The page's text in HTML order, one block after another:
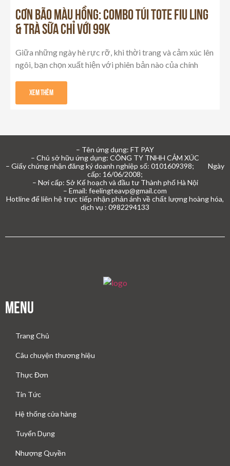
Cơn Bão Màu Hồng: Combo Túi Tote Fiu Ling
& Trà Sữa chỉ với 99K
Giữa những ngày hè rực rỡ, khi thời trang và cảm xúc lên
ngôi, bạn chọn xuất hiện với phiên bản nào của chính
Xem Thêm
– Tên ứng dụng: FT PAY
– Chủ sở hữu ứng dụng: CÔNG TY TNHH CẢM XÚC
– Giấy chứng nhận đăng ký doanh nghiệp số: 0101609398; Ngày
cấp: 16/06/2008;
– Nơi cấp: Sở Kế hoạch và đầu tư Thành phố Hà Nội
– Email: feelingteavp@gmail.com
Hotline để liên hệ trực tiếp nhận phản ánh về chất lượng hoàng hóa,
dịch vụ : 0982294133
Menu
Trang Chủ
Câu chuyện thương hiệu
Thực Đơn
Tin Tức
Hệ thống cửa hàng
Tuyển Dụng
Nhượng Quyền